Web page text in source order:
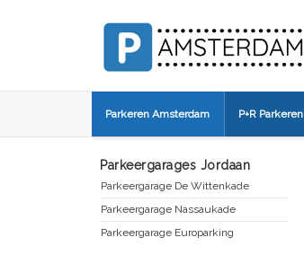
Parkeren Amsterdam P+R Parkeren
Parkeergarages Jordaan
Parkeergarage De Wittenkade
Parkeergarage Nassaukade
Parkeergarage Europarking